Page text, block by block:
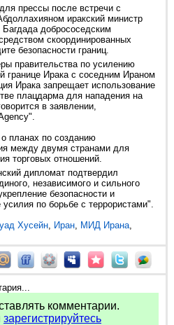
прессы после встречи с
иракский министр
добрососедским
скоординированных
безопасности границ.
правительства по усилению
границе Ирака с соседним Ираном
Ирака запрещает использование
плацдарма для нападения на
в заявлении,
планах по созданию
между двумя странами для
торговых отношений.
дипломат подтвердил
независимого и сильного
безопасности и
по борьбе с террористами".
Хусейн, Иран, МИД Ирана,
комментарии.
зарегистрируйтесь